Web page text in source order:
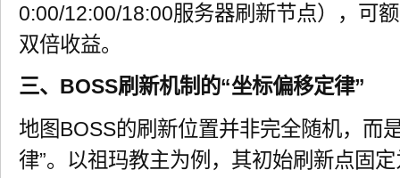
0:00/12:00/18:00服务器刷新节点），可
双倍收益。
三、BOSS刷新机制的“坐标偏移定律”
地图BOSS的刷新位置并非完全随机，而
律”。以祖玛教主为例，其初始刷新点固